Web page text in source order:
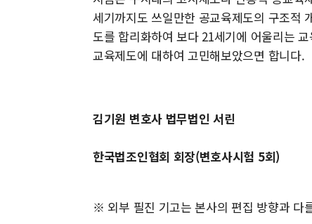
세기까지도 쓰일만한 공교육제도의 구조적
도를 합리화하여 보다 21세기에 어울리는
교육제도에 대하여 고민해보았으면 합니다.
김기원 변호사 법무법인 서린
한국법조인협회 회장(변호사시험 5회)
※ 외부 필진 기고는 본사의 편집 방향과 다